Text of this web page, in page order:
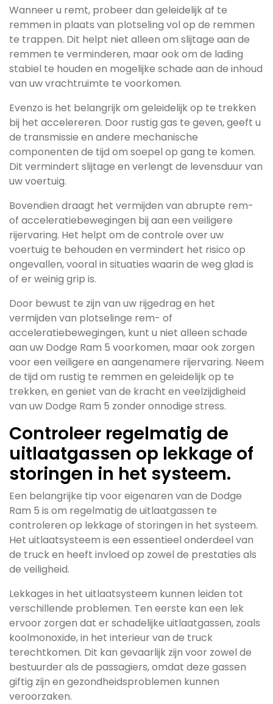
Wanneer u remt, probeer dan geleidelijk af te
remmen in plaats van plotseling vol op de remmen
te trappen. Dit helpt niet alleen om slijtage aan de
remmen te verminderen, maar ook om de lading
stabiel te houden en mogelijke schade aan de inhoud
van uw vrachtruimte te voorkomen.
Evenzo is het belangrijk om geleidelijk op te trekken
bij het accelereren. Door rustig gas te geven, geeft u
de transmissie en andere mechanische
componenten de tijd om soepel op gang te komen.
Dit vermindert slijtage en verlengt de levensduur van
uw voertuig.
Bovendien draagt ​​het vermijden van abrupte rem-
of acceleratiebewegingen bij aan een veiligere
rijervaring. Het helpt om de controle over uw
voertuig te behouden en vermindert het risico op
ongevallen, vooral in situaties waarin de weg glad is
of er weinig grip is.
Door bewust te zijn van uw rijgedrag en het
vermijden van plotselinge rem- of
acceleratiebewegingen, kunt u niet alleen schade
aan uw Dodge Ram 5 voorkomen, maar ook zorgen
voor een veiligere en aangenamere rijervaring. Neem
de tijd om rustig te remmen en geleidelijk op te
trekken, en geniet van de kracht en veelzijdigheid
van uw Dodge Ram 5 zonder onnodige stress.
Controleer regelmatig de
uitlaatgassen op lekkage of
storingen in het systeem.
Een belangrijke tip voor eigenaren van de Dodge
Ram 5 is om regelmatig de uitlaatgassen te
controleren op lekkage of storingen in het systeem.
Het uitlaatsysteem is een essentieel onderdeel van
de truck en heeft invloed op zowel de prestaties als
de veiligheid.
Lekkages in het uitlaatsysteem kunnen leiden tot
verschillende problemen. Ten eerste kan een lek
ervoor zorgen dat er schadelijke uitlaatgassen, zoals
koolmonoxide, in het interieur van de truck
terechtkomen. Dit kan gevaarlijk zijn voor zowel de
bestuurder als de passagiers, omdat deze gassen
giftig zijn en gezondheidsproblemen kunnen
veroorzaken.